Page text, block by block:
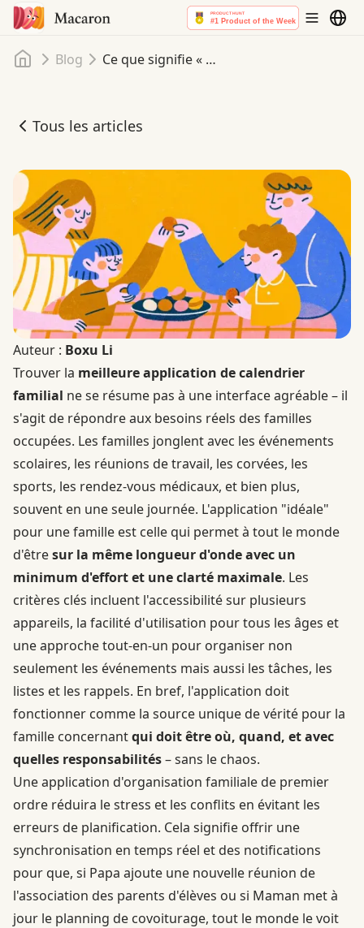
Accueil
Blog Ce que signifie « Meilleur » pour les familles à l'ère de l'IA
Tous les articles
Ce que signifie « Meilleur » pour les familles à l'ère de l'IA
Auteur : Boxu Li
Trouver la meilleure application de calendrier
familial ne se résume pas à une interface agréable – il
s'agit de répondre aux besoins réels des familles
occupées. Les familles jonglent avec les événements
scolaires, les réunions de travail, les corvées, les
sports, les rendez-vous médicaux, et bien plus,
souvent en une seule journée. L'application "idéale"
pour une famille est celle qui permet à tout le monde
d'êtresur la même longueur d'onde avec un
minimum d'effort et une clarté maximale. Les
critères clés incluent l'accessibilité sur plusieurs
appareils, la facilité d'utilisation pour tous les âges et
une approche tout-en-un pour organiser non
seulement les événements mais aussi les tâches, les
listes et les rappels. En bref, l'application doit
fonctionner comme la source unique de vérité pour la
famille concernantqui doit être où, quand, et avec
quelles responsabilités– sans le chaos.
Une application d'organisation familiale de premier
ordre réduira le stress et les conflits en évitant les
erreurs de planification. Cela signifie offrir une
synchronisation en temps réel et des notifications
pour que, si Papa ajoute une nouvelle réunion de
l'association des parents d'élèves ou si Maman met à
jour le planning de covoiturage, tout le monde le voit